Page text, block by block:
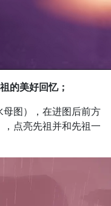
的美好回忆；
图），在进图后前方
点亮先祖并和先祖一